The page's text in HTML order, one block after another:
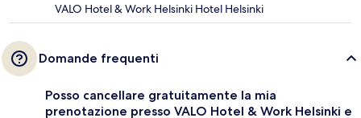
VALO Hotel & Work Helsinki Hotel Helsinki
Domande frequenti
Posso cancellare gratuitamente la mia
prenotazione presso VALO Hotel & Work Helsinki e